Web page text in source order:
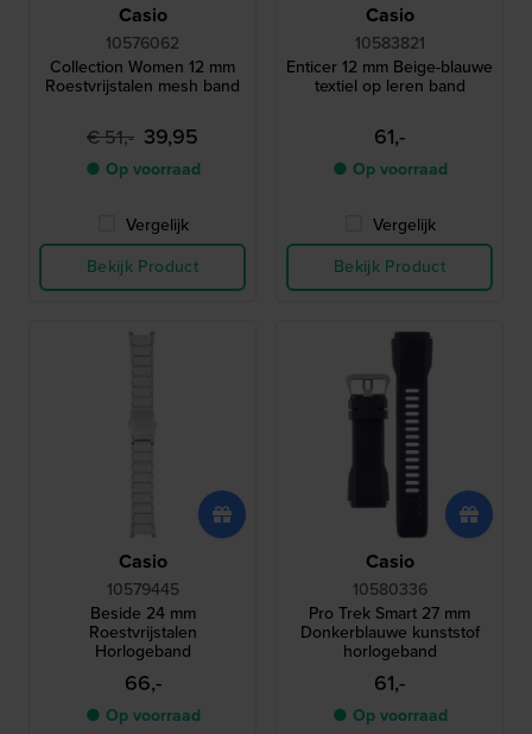
Casio
10576062
Collection Women 12 mm
Roestvrijstalen mesh band
€ 51,- 39,95
● Op voorraad
Vergelijk
Bekijk Product
Casio
10583821
Enticer 12 mm Beige-blauwe
textiel op leren band
61,-
● Op voorraad
Vergelijk
Bekijk Product
Casio
10579445
Beside 24 mm
Roestvrijstalen
Horlogeband
66,-
● Op voorraad
Casio
10580336
Pro Trek Smart 27 mm
Donkerblauwe kunststof
horlogeband
61,-
● Op voorraad